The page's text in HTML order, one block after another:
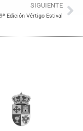
SIGUIENTE
Edición Vértigo Estival